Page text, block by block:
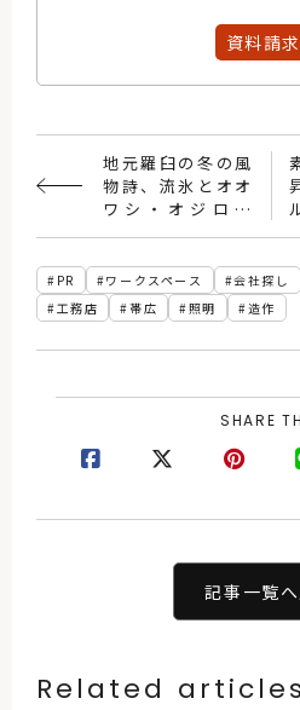
資料請
地元羅臼の冬の風
物詩、流氷とオオ
ワシ・オジロワ
シ。
PR ワークスペース 会社探し
工務店
帯広 照明 造作
SHARE
記事一覧
Related articles